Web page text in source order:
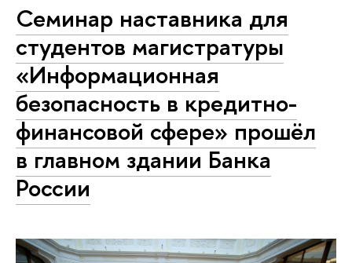
Семинар наставника для
студентов магистратуры
«Информационная
безопасность в кредитно-
финансовой сфере» прошёл
в главном здании Банка
России